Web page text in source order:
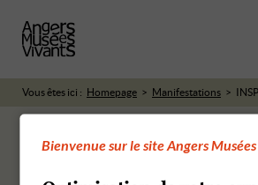
Vous êtes ici : Homepage Manifestations
Bienvenue sur le site Angers